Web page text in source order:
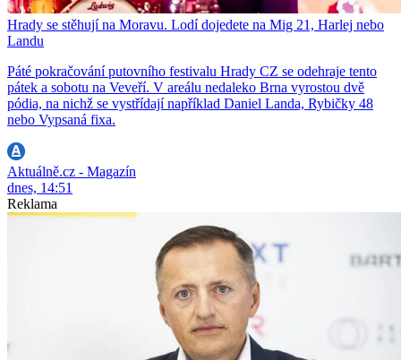
Hrady se stěhují na Moravu. Lodí dojedete na Mig 21, Harlej nebo
Landu
Páté pokračování putovního festivalu Hrady CZ se odehraje tento
pátek a sobotu na Veveří. V areálu nedaleko Brna vyrostou dvě
pódia, na nichž se vystřídají například Daniel Landa, Rybičky 48
nebo Vypsaná fixa.
Aktuálně.cz - Magazín
dnes, 14:51
Reklama